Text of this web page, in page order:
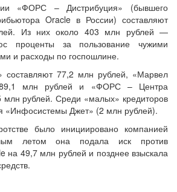
«ФОРС – Дистрибуция» (бывшего
Oracle в России) составляют
Из них около 403 млн рублей —
проценты за пользование чужими
и расходы по госпошлине.
составляют 77,2 млн рублей, «Марвел
млн рублей и «ФОРС – Центра
млн рублей. Среди «малых» кредиторов
«Инфосистемы Джет» (2 млн рублей).
было инициировано компанией
летом она подала иск против
на 49,7 млн рублей и позднее взыскала